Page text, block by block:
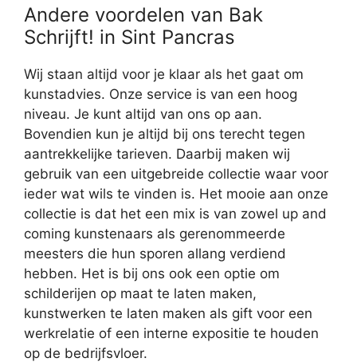
Andere voordelen van Bak
Schrijft! in Sint Pancras
Wij staan altijd voor je klaar als het gaat om
kunstadvies. Onze service is van een hoog
niveau. Je kunt altijd van ons op aan.
Bovendien kun je altijd bij ons terecht tegen
aantrekkelijke tarieven. Daarbij maken wij
gebruik van een uitgebreide collectie waar voor
ieder wat wils te vinden is. Het mooie aan onze
collectie is dat het een mix is van zowel up and
coming kunstenaars als gerenommeerde
meesters die hun sporen allang verdiend
hebben. Het is bij ons ook een optie om
schilderijen op maat te laten maken,
kunstwerken te laten maken als gift voor een
werkrelatie of een interne expositie te houden
op de bedrijfsvloer.